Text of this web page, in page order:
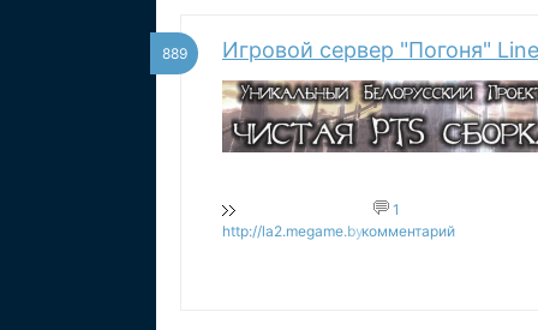
889 Игровой сервер "Погоня"
http://la2.megame.by
1
комментарий